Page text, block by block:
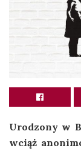
Urodzony w
wciąż